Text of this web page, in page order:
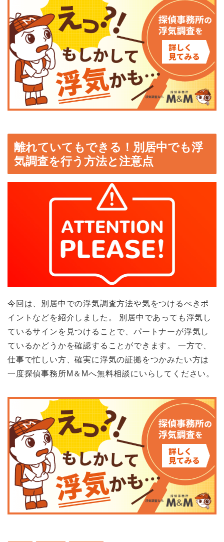
離れていてもできる！別居中でも浮
気調査を行う方法と注意点
今回は、別居中での浮気調査方法や気をつけるべきポ
イントなどを紹介しました。 別居中であっても浮気し
ているサインを見つけることで、パートナーが浮気し
ているかどうかを確認することができます。 一方で、
仕事で忙しい方、確実に浮気の証拠をつかみたい方は
一度探偵事務所M＆Mへ無料相談にいらしてください。